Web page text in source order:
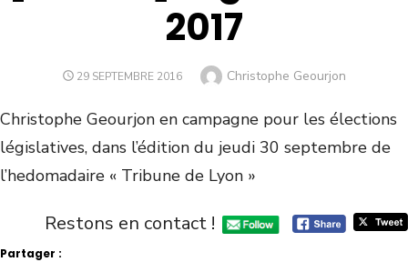
2017
29 SEPTEMBRE 2016 Christophe Geourjon
Christophe Geourjon en campagne pour les élections
législatives, dans l’édition du jeudi 30 septembre de
l’hedomadaire « Tribune de Lyon »
Restons en contact !
Partager :